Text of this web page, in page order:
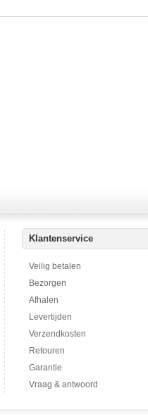
Klantenservice
Veilig betalen
Bezorgen
Afhalen
Levertijden
Verzendkosten
Retouren
Garantie
Vraag & antwoord